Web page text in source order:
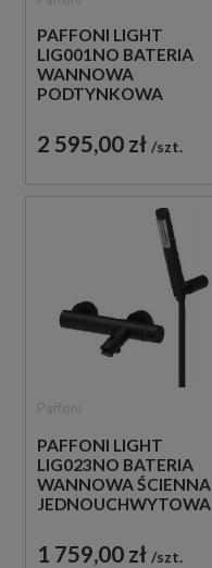
PAFFONI LIGHT
LIG001NO BATERIA
WANNOWA
PODTYNKOWA
CZARNA
2 595,00 zł szt.
PAFFONI LIGHT
LIG023NO BATERIA
WANNOWA ŚCIENNA
JEDNOUCHWYTOWA
1 759,00 zł szt.